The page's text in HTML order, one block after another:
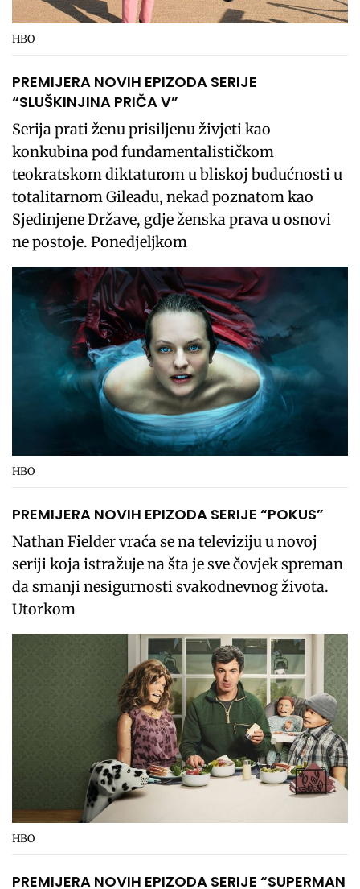
HBO
PREMIJERA NOVIH EPIZODA SERIJE
“SLUŠKINJINA PRIČA V”
Serija prati ženu prisiljenu živjeti kao
konkubina pod fundamentalističkom
teokratskom diktaturom u bliskoj budućnosti u
totalitarnom Gileadu, nekad poznatom kao
Sjedinjene Države, gdje ženska prava u osnovi
ne postoje. Ponedjeljkom
HBO
PREMIJERA NOVIH EPIZODA SERIJE “POKUS”
Nathan Fielder vraća se na televiziju u novoj
seriji koja istražuje na šta je sve čovjek spreman
da smanji nesigurnosti svakodnevnog života.
Utorkom
HBO
PREMIJERA NOVIH EPIZODA SERIJE “SUPERMAN